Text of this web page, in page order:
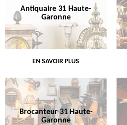
Antiquaire 31 Haute-
Garonne
EN SAVOIR PLUS
Brocanteur 31 Haute-
Garonne